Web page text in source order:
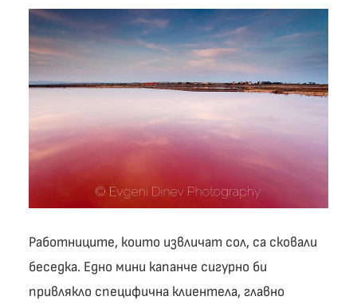
Работниците, които извличат сол, са сковали
беседка. Едно мини капанче сигурно би
привлякло специфична клиентела, главно